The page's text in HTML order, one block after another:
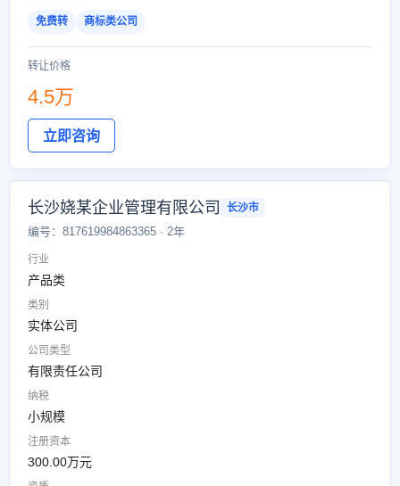
免费转 商标类公司
转让价格
4.5万
立即咨询
长沙娆某企业管理有限公司 长沙市
编号：817619984863365 · 2年
行业
产品类
类别
实体公司
公司类型
有限责任公司
纳税
小规模
注册资本
300.00万元